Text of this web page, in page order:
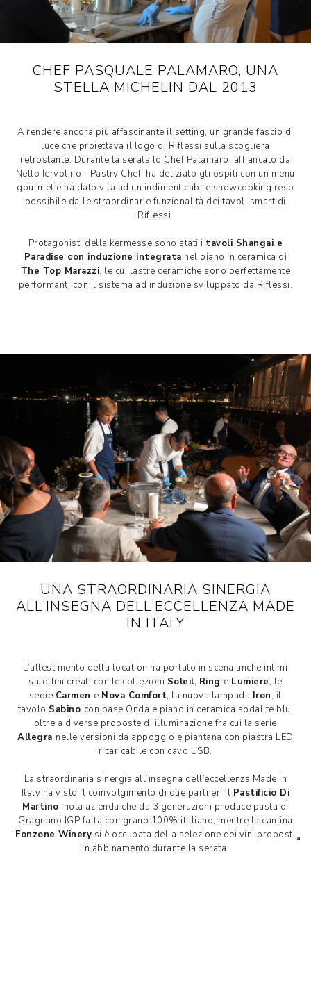
CHEF PASQUALE PALAMARO, UNA
STELLA MICHELIN DAL 2013
A rendere ancora più affascinante il setting, un grande fascio di
luce che proiettava il logo di Riflessi sulla scogliera
retrostante. Durante la serata lo Chef Palamaro, affiancato da
Nello Iervolino - Pastry Chef, ha deliziato gli ospiti con un menu
gourmet e ha dato vita ad un indimenticabile showcooking reso
possibile dalle straordinarie funzionalità dei tavoli smart di
Riflessi.
Protagonisti della kermesse sono stati i tavoli Shangai e
Paradise con induzione integrata nel piano in ceramica di
The Top Marazzi, le cui lastre ceramiche sono perfettamente
performanti con il sistema ad induzione sviluppato da Riflessi.
UNA STRAORDINARIA SINERGIA
ALL’INSEGNA DELL’ECCELLENZA MADE
IN ITALY
L’allestimento della location ha portato in scena anche intimi
salottini creati con le collezioni Soleil, Ring e Lumiere, le
sedie Carmen e Nova Comfort, la nuova lampada Iron, il
tavolo Sabino con base Onda e piano in ceramica sodalite blu,
oltre a diverse proposte di illuminazione fra cui la serie
Allegra nelle versioni da appoggio e piantana con piastra LED
ricaricabile con cavo USB.
La straordinaria sinergia all’insegna dell’eccellenza Made in
Italy ha visto il coinvolgimento di due partner: il Pastificio Di
Martino, nota azienda che da 3 generazioni produce pasta di
Gragnano IGP fatta con grano 100% italiano, mentre la cantina
Fonzone Winery si è occupata della selezione dei vini proposti
in abbinamento durante la serata.